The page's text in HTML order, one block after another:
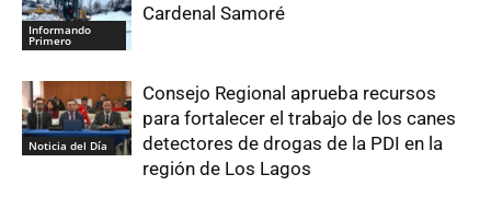
Informando
Primero
Cardenal Samoré
Noticia del Día
Consejo Regional aprueba recursos
para fortalecer el trabajo de los canes
detectores de drogas de la PDI en la
región de Los Lagos